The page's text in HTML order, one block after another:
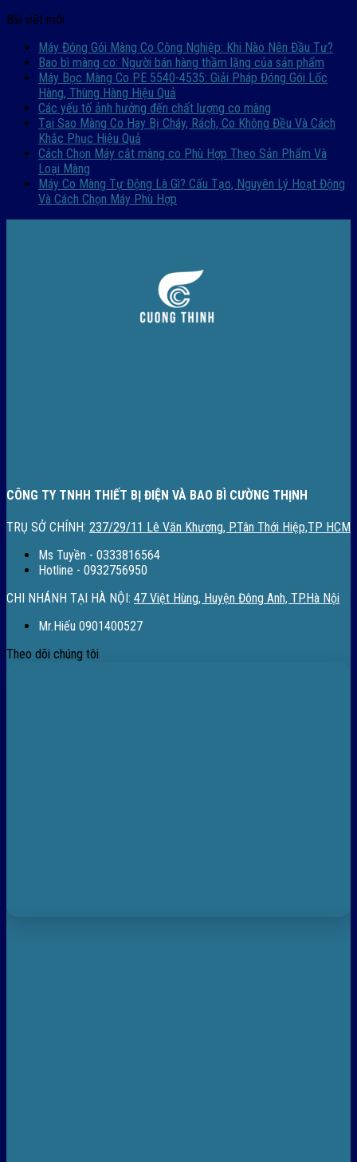
Bài viết mới
Máy Đóng Gói Màng Co Công Nghiệp: Khi Nào Nên Đầu Tư?
Bao bì màng co: Người bán hàng thầm lặng của sản phẩm
Máy Bọc Màng Co PE 5540-4535: Giải Pháp Đóng Gói Lốc
Hàng, Thùng Hàng Hiệu Quả
Các yếu tố ảnh hưởng đến chất lượng co màng
Tại Sao Màng Co Hay Bị Cháy, Rách, Co Không Đều Và Cách
Khắc Phục Hiệu Quả
Cách Chọn Máy cắt màng co Phù Hợp Theo Sản Phẩm Và
Loại Màng
Máy Co Màng Tự Động Là Gì? Cấu Tạo, Nguyên Lý Hoạt Động
Và Cách Chọn Máy Phù Hợp
CÔNG TY TNHH THIẾT BỊ ĐIỆN VÀ BAO BÌ CƯỜNG THỊNH
TRỤ SỞ CHÍNH: 237/29/11 Lê Văn Khương, P.Tân Thới Hiệp,TP HCM
Ms Tuyền - 0333816564
Hotline - 0932756950
CHI NHÁNH TẠI HÀ NỘI: 47 Việt Hùng, Huyện Đông Anh, TP.Hà Nội
Mr.Hiếu 0901400527
Theo dõi chúng tôi